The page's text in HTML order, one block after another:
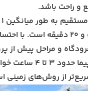
و راحت باشد.
دقیقه تا 1 ساعت و 20 دقیقه است.
و مراحل پیش از
سفر شما با هواپیما
از روش‌های زمینی